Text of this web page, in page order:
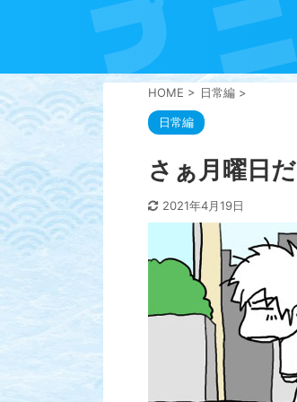
HOME > 日常編 >
日常編
さぁ月曜日だ
2021年4月19日